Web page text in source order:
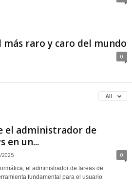
más raro y caro del mundo
0
All
el administrador de
en un...
2025 0
el administrador de tareas de
fundamental para el usuario